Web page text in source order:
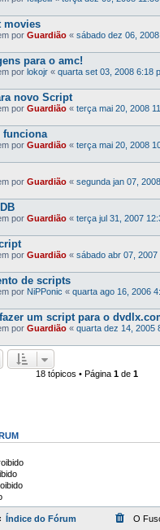
movies
por Guardião « sábado dez 06,
para o amc!
por lokojr « quarta set 03, 2008 6:18
novo Script
por Guardião « terça mai 20, 2008
funciona
por Guardião « terça mai 20, 2008
por Guardião « segunda jan 07,
por Guardião « terça jul 31, 2007
por Guardião « sábado abr 07, 2007
de scripts
por NiPPonic « quarta ago 16, 2006
um script para o
por Guardião « quarta dez 14, 2005
18 tópicos • Página 1 de 1
Índice do Fórum O